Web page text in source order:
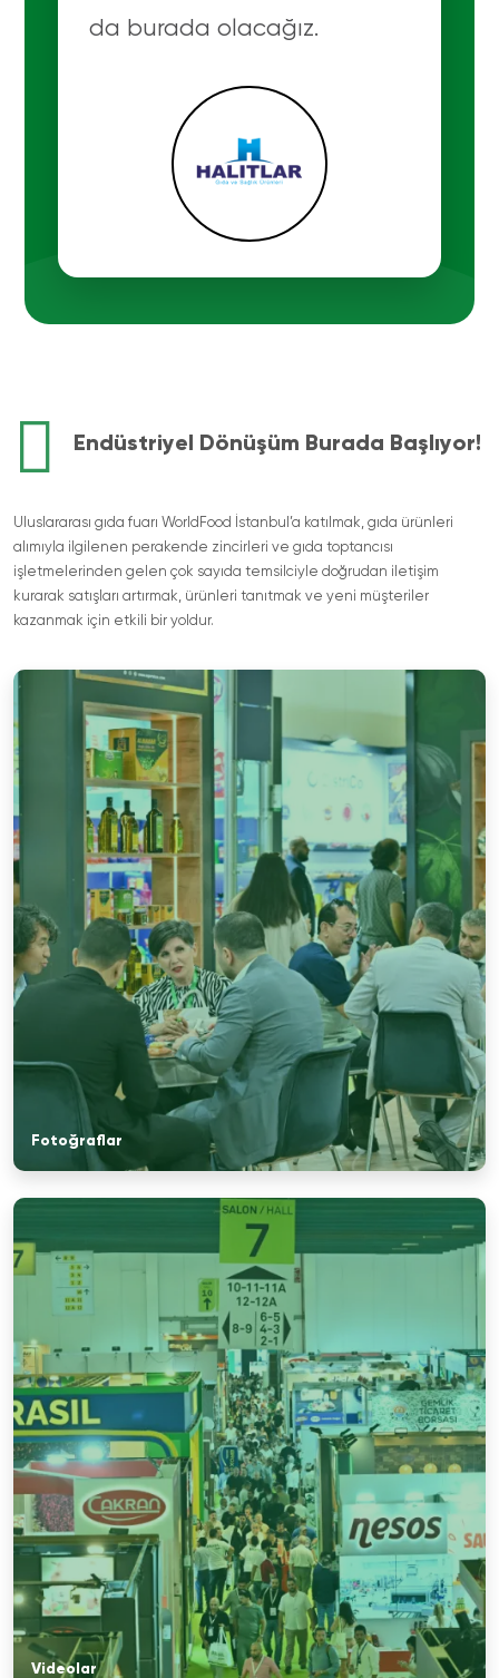
da burada olacağız.
Endüstriyel Dönüşüm Burada Başlıyor!
Uluslararası gıda fuarı WorldFood İstanbul’a katılmak, gıda ürünleri
alımıyla ilgilenen perakende zincirleri ve gıda toptancısı
işletmelerinden gelen çok sayıda temsilciyle doğrudan iletişim
kurarak satışları artırmak, ürünleri tanıtmak ve yeni müşteriler
kazanmak için etkili bir yoldur.
Fotoğraflar
Videolar